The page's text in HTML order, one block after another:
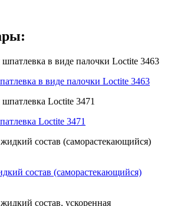
в виде палочки Loctite 3463
Loctite 3471
состав (саморастекающийся)